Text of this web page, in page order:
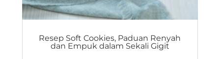
Resep Soft Cookies, Paduan Renyah
dan Empuk dalam Sekali Gigit